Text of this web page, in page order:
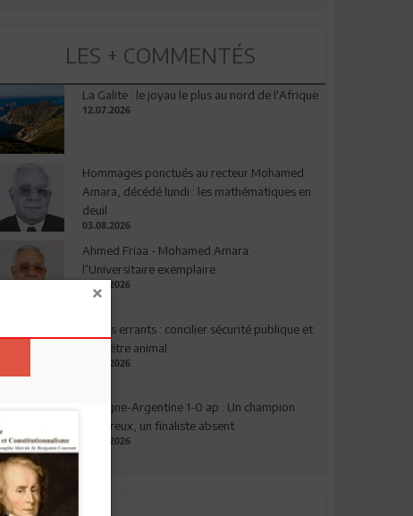
LES + COMMENTÉS
La Galite : le joyau le plus au nord de l'Afrique
12.07.2026
Hommages ponctués au recteur Mohamed
Amara, décédé lundi : les mathématiques en
deuil
03.08.2026
Ahmed Friaa - Mohamed Amara:
l’Universitaire exemplaire
04.08.2026
Chiens errants : concilier sécurité publique et
bien-être animal
17.07.2026
Espagne-Argentine 1-0 ap : Un champion
valeureux, un finaliste absent
19.07.2026